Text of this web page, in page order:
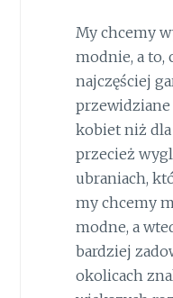
My chcemy
modnie, a to,
najczęściej
przewidziane
kobiet niż dla
przecież
ubraniach,
my chcemy
modne, a
bardziej
okolicach